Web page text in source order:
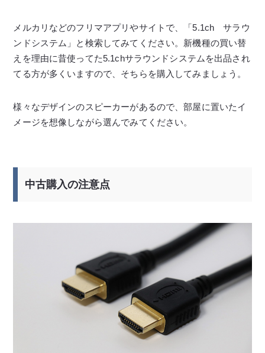
メルカリなどのフリマアプリやサイトで、「5.1ch サラウ
ンドシステム」と検索してみてください。新機種の買い替
えを理由に昔使ってた5.1chサラウンドシステムを出品され
てる方が多くいますので、そちらを購入してみましょう。
様々なデザインのスピーカーがあるので、部屋に置いたイ
メージを想像しながら選んでみてください。
中古購入の注意点